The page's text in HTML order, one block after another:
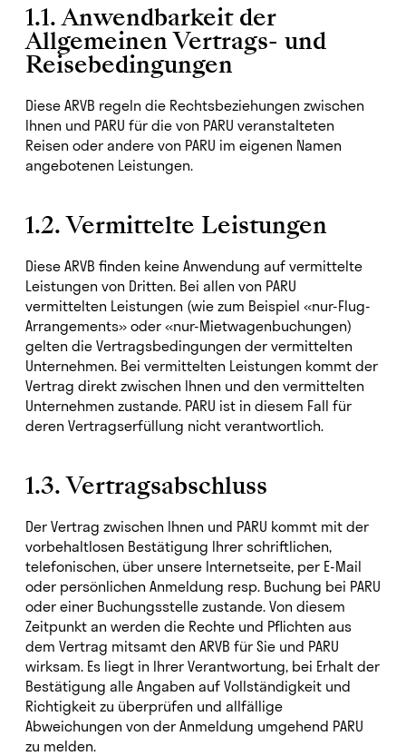
1.1. Anwendbarkeit der
Allgemeinen Vertrags- und
Reisebedingungen
Diese ARVB regeln die Rechtsbeziehungen zwischen
Ihnen und PARU für die von PARU veranstalteten
Reisen oder andere von PARU im eigenen Namen
angebotenen Leistungen.
1.2. Vermittelte Leistungen
Diese ARVB finden keine Anwendung auf vermittelte
Leistungen von Dritten. Bei allen von PARU
vermittelten Leistungen (wie zum Beispiel «nur-Flug-
Arrangements» oder «nur-Mietwagenbuchungen)
gelten die Vertragsbedingungen der vermittelten
Unternehmen. Bei vermittelten Leistungen kommt der
Vertrag direkt zwischen Ihnen und den vermittelten
Unternehmen zustande. PARU ist in diesem Fall für
deren Vertragserfüllung nicht verantwortlich.
1.3. Vertragsabschluss
Der Vertrag zwischen Ihnen und PARU kommt mit der
vorbehaltlosen Bestätigung Ihrer schriftlichen,
telefonischen, über unsere Internetseite, per E-Mail
oder persönlichen Anmeldung resp. Buchung bei PARU
oder einer Buchungsstelle zustande. Von diesem
Zeitpunkt an werden die Rechte und Pflichten aus
dem Vertrag mitsamt den ARVB für Sie und PARU
wirksam. Es liegt in Ihrer Verantwortung, bei Erhalt der
Bestätigung alle Angaben auf Vollständigkeit und
Richtigkeit zu überprüfen und allfällige
Abweichungen von der Anmeldung umgehend PARU
zu melden.